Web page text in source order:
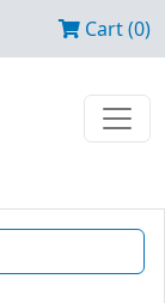
Cart (0)